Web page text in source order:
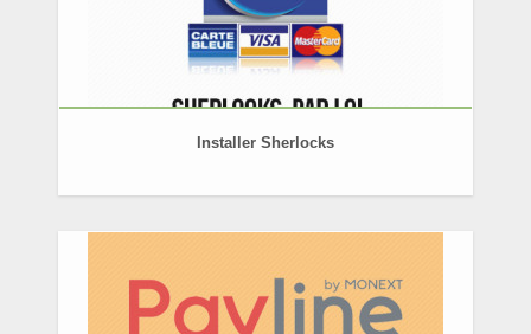
Installer Sherlocks